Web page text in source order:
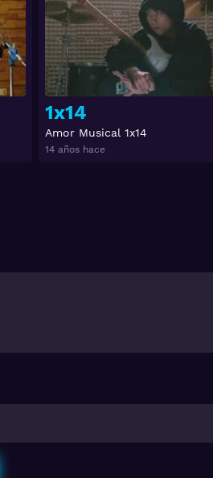
1x14
Amor Musical 1x14
14 años hace